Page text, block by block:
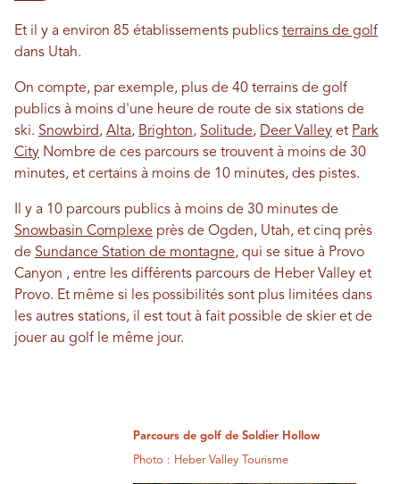
Et il y a environ 85 établissements publics terrains de golf
dans Utah.
On compte, par exemple, plus de 40 terrains de golf
publics à moins d'une heure de route de six stations de
ski. Snowbird, Alta, Brighton, Solitude, Deer Valley et Park
City Nombre de ces parcours se trouvent à moins de 30
minutes, et certains à moins de 10 minutes, des pistes.
Il y a 10 parcours publics à moins de 30 minutes de
Snowbasin Complexe près de Ogden, Utah, et cinq près
de Sundance Station de montagne, qui se situe à Provo
Canyon , entre les différents parcours de Heber Valley et
Provo. Et même si les possibilités sont plus limitées dans
les autres stations, il est tout à fait possible de skier et de
jouer au golf le même jour.
Parcours de golf de Soldier Hollow
Photo : Heber Valley Tourisme